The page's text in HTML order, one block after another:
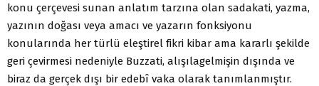
konu çerçevesi sunan anlatım tarzına olan sadakati, yazma,
yazının doğası veya amacı ve yazarın fonksiyonu
konularında her türlü eleştirel fikri kibar ama kararlı şekilde
geri çevirmesi nedeniyle Buzzati, alışılagelmişin dışında ve
biraz da gerçek dışı bir edebî vaka olarak tanımlanmıştır.